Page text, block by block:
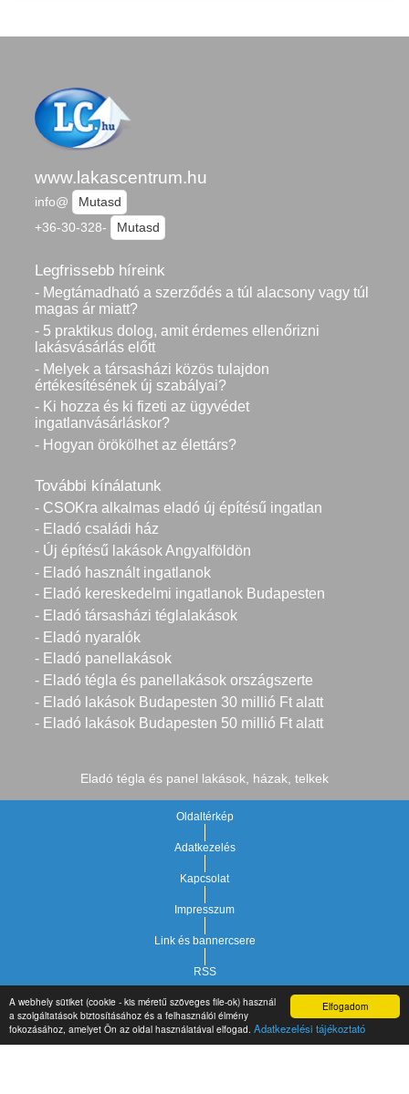
Elfogadom
A webhely sütiket (cookie - kis méretű szöveges file-ok) használ
a szolgáltatások biztosításához és a felhasználói élmény
fokozásához, amelyet Ön az oldal használatával elfogad. Adatkezelési tájékoztató
www.lakascentrum.hu
info@
Mutasd
+36-30-328-
Mutasd
Legfrissebb híreink
- Megtámadható a szerződés a túl alacsony vagy túl
magas ár miatt?
- 5 praktikus dolog, amit érdemes ellenőrizni
lakásvásárlás előtt
- Melyek a társasházi közös tulajdon
értékesítésének új szabályai?
- Ki hozza és ki fizeti az ügyvédet
ingatlanvásárláskor?
- Hogyan örökölhet az élettárs?
További kínálatunk
- CSOKra alkalmas eladó új építésű ingatlan
- Eladó családi ház
- Új építésű lakások Angyalföldön
- Eladó használt ingatlanok
- Eladó kereskedelmi ingatlanok Budapesten
- Eladó társasházi téglalakások
- Eladó nyaralók
- Eladó panellakások
- Eladó tégla és panellakások országszerte
- Eladó lakások Budapesten 30 millió Ft alatt
- Eladó lakások Budapesten 50 millió Ft alatt
Eladó tégla és panel lakások, házak, telkek
Oldaltérkép
Adatkezelés
Kapcsolat
Impresszum
Link és bannercsere
RSS
Copyright © 2021.Vár-Köz Kft. - Ingatlan nyilvántartó, ügyviteli és
adminisztrációs szoftver